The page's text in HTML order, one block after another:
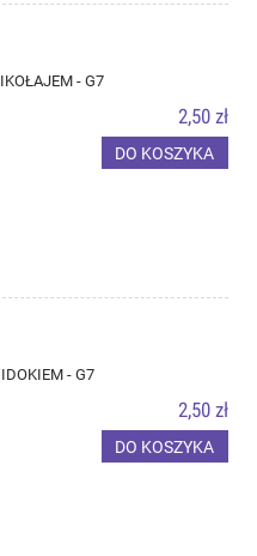
- G7
2,50 zł
DO KOSZYKA
- G7
2,50 zł
DO KOSZYKA